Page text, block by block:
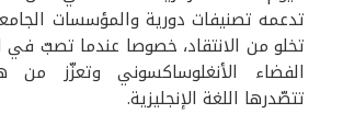
تدعمه تصنيفات دورية والمؤسسات
تخلو من الانتقاد، خصوصا عندما تصبّ في
الفضاء الأنغلوساكسوني وتعزّز من
تتصّدرها اللغة الإنجليزية.